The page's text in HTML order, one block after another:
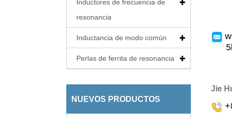
Inductores de frecuencia de
resonancia
Inductancia de modo común
Perlas de ferrita de resonancia
NUEVOS PRODUCTOS
Jie